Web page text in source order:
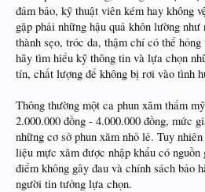
đảm bảo, kỹ thuật viên kém hay không
gặp phải những hậu quả khôn lường
thành sẹo, tróc da, thậm chí có thể
hãy tìm hiểu kỹ thông tin và lựa chọn
tín, chất lượng để không bị rơi vào tình
Thông thường một ca phun xăm thẩm
2.000.000 đồng - 4.000.000 đồng, mức
những cơ sở phun xăm nhỏ lẻ. Tuy
liệu mực xăm được nhập khẩu có
điểm không gây đau và chính sách bảo
người tin tưởng lựa chọn.